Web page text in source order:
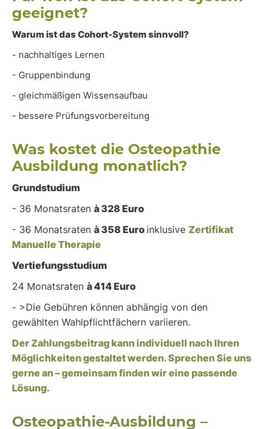
geeignet?
Warum ist das Cohort-System sinnvoll?
- nachhaltiges Lernen
- Gruppenbindung
- gleichmäßigen Wissensaufbau
- bessere Prüfungsvorbereitung
Was kostet die Osteopathie
Ausbildung monatlich?
Grundstudium
- 36 Monatsraten à 328 Euro
- 36 Monatsraten à 358 Euro inklusive Zertifikat
Manuelle Therapie
Vertiefungsstudium
24 Monatsraten à 414 Euro
- >Die Gebühren können abhängig von den
gewählten Wahlpflichtfächern variieren.
Der Zahlungsbeitrag kann individuell nach Ihren
Möglichkeiten gestaltet werden. Sprechen Sie uns
gerne an – gemeinsam finden wir eine passende
Lösung.
Osteopathie-Ausbildung –